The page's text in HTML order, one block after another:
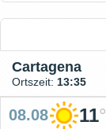
Cartagena
Ortszeit: 13:35
08.08 11°